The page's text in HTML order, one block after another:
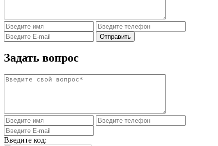
Задать вопрос
Введите код: